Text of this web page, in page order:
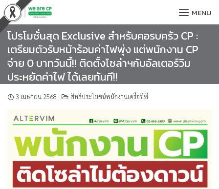
Skip
to
content
MENU
โปรโมชั่นสุด Exclusive สำหรับคอรบครัว CP :
เตรียมตัวรับหน้าร้อนค่าไฟพุ่ง แต่พนักงาน CP
จ่าย 0 บาทวันนี้!! ติดตั้งโซล่าฯกับอัลเตอร์วิม
ประหยัดค่าไฟ ได้เลยทันที!!
3 เมษายน 2568 สิทธิประโยชน์พนักงานเครือซีพี